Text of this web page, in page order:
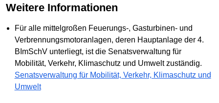
weitere Informationen
Für alle mittelgroßen Feuerungs-, Gasturbinen- und
Verbrennungsmotoranlagen, deren Hauptanlage der 4.
BImSchV unterliegt, ist die Senatsverwaltung für
Mobilität, Verkehr, Klimaschutz und Umwelt zuständig.
Senatsverwaltung für Mobilität, Verkehr, Klimaschutz und
Umwelt